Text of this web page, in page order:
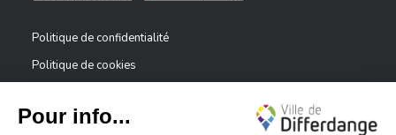
Politique de confidentialité
Politique de cookies
Déclaration d’accessibilité